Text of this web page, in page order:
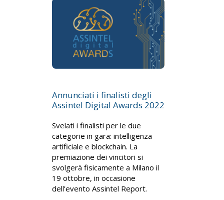
Annunciati i finalisti degli
Assintel Digital Awards 2022
Svelati i finalisti per le due
categorie in gara: intelligenza
artificiale e blockchain. La
premiazione dei vincitori si
svolgerà fisicamente a Milano il
19 ottobre, in occasione
dell’evento Assintel Report.